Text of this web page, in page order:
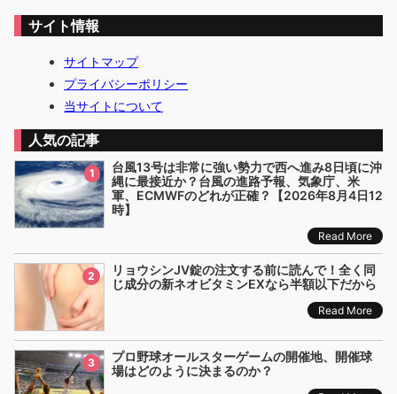
サイト情報
サイトマップ
プライバシーポリシー
当サイトについて
人気の記事
1
台風13号は非常に強い勢力で西へ進み8日頃に沖
縄に最接近か？台風の進路予報、気象庁、米
軍、ECMWFのどれが正確？【2026年8月4日12
時】
Read More
2
リョウシンJV錠の注文する前に読んで！全く同
じ成分の新ネオビタミンEXなら半額以下だから
Read More
3
プロ野球オールスターゲームの開催地、開催球
場はどのように決まるのか？